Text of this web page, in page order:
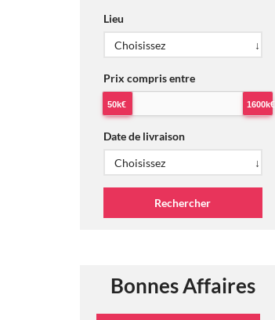
Lieu
Prix compris entre
50k€ 1600k€
Date de livraison
Bonnes Affaires